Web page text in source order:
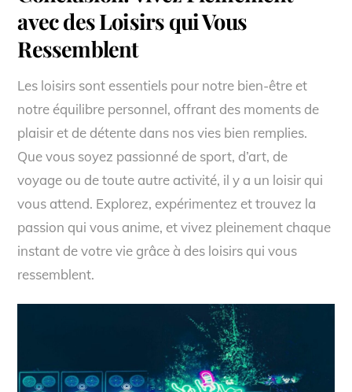
avec des Loisirs qui Vous
Ressemblent
Les loisirs sont essentiels pour notre bien-être et
notre équilibre personnel, offrant des moments de
plaisir et de détente dans nos vies bien remplies.
Que vous soyez passionné de sport, d’art, de
voyage ou de toute autre activité, il y a un loisir qui
vous attend. Explorez, expérimentez et trouvez la
passion qui vous anime, et vivez pleinement chaque
instant de votre vie grâce à des loisirs qui vous
ressemblent.